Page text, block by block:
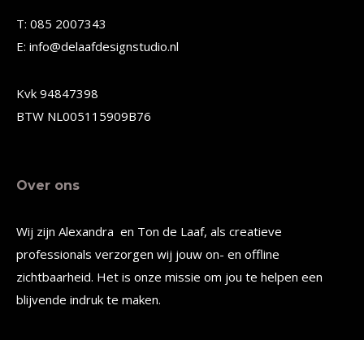
worden
de
productpagina
T: 085 2007343
E: info@delaafdesignstudio.nl
Kvk 94847398
BTW NL005115909B76
Over ons
Wij zijn Alexandra en Ton de Laaf, als creatieve
professionals verzorgen wij jouw on- en offline
zichtbaarheid. Het is onze missie om jou te helpen een
blijvende indruk te maken.